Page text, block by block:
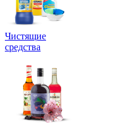
Чистящие
средства